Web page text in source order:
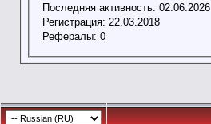
Последняя активность: 02.06.2026
Регистрация: 22.03.2018
Рефералы: 0